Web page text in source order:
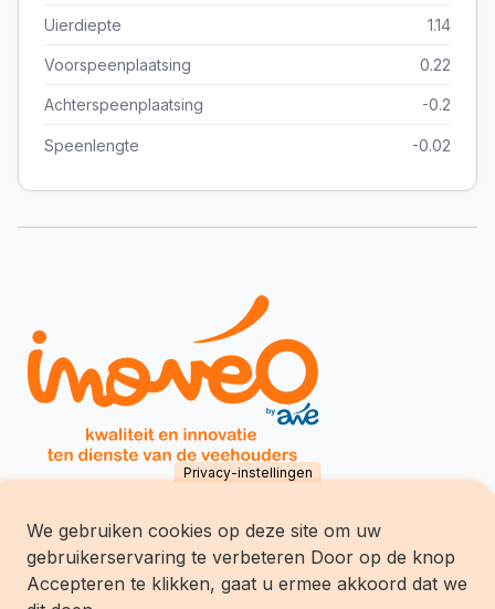
Uierdiepte 1.14
Voorspeenplaatsing 0.22
Achterspeenplaatsing -0.2
Speenlengte -0.02
Inovéo SCES
chemin du Tersoit 32
B-5590 Ciney
Tél.: +32 (0)83/68.70.70
Privacy-instellingen
We gebruiken cookies op deze site om uw
gebruikerservaring te verbeteren Door op de knop
Accepteren te klikken, gaat u ermee akkoord dat we